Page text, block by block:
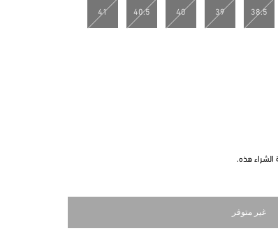
38.5
39
40
40.5
41
الشراء هذه.
غير متوفر